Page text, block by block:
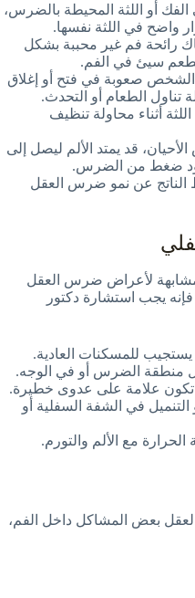
الفك أو اللثة المحيطة بالضرس،
واضح في اللثة نفسها.
رائحة فم غير محببة بشكل
سيئ في الفم.
صعوبة في فتح أو إغلاق
تناول الطعام أو التحدث.
أثناء محاولة تنظيف
قد يمتد الألم ليصل إلى
ضغط من الضرس.
عن نمو ضرس العقل
لأعراض ضرس العقل
يجب استشارة دكتور
للمسكنات العادية.
منطقة الضرس أو في الوجه.
تكون علامة على عدوى خطيرة.
التنميل في الشفة السفلية أو
مع الألم والتورم.
بعض المشاكل داخل الفم،